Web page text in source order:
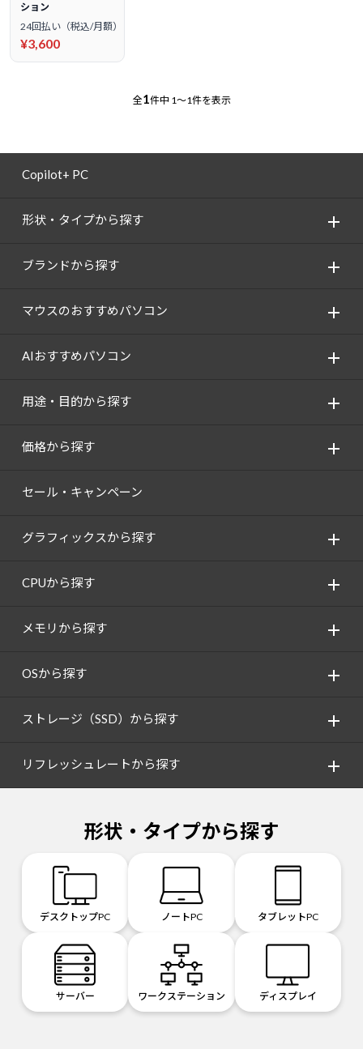
ション
24回払い（税込/月額）
¥3,600
全1件中 1～1件を表示
Copilot+ PC
形状・タイプから探す
ブランドから探す
マウスのおすすめパソコン
AIおすすめパソコン
用途・目的から探す
価格から探す
セール・キャンペーン
グラフィックスから探す
CPUから探す
メモリから探す
OSから探す
ストレージ（SSD）から探す
リフレッシュレートから探す
形状・タイプから探す
デスクトップPC ノートPC タブレットPC
サーバー ワークステーション ディスプレイ